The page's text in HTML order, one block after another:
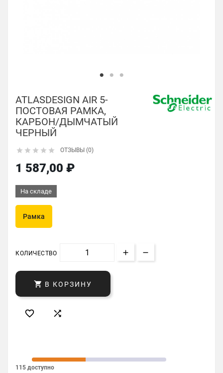
ATLASDESIGN AIR 5-
ПОСТОВАЯ РАМКА,
КАРБОН/ДЫМЧАТЫЙ
ЧЕРНЫЙ
     ОТЗЫВЫ (0)
1 587,00 ₽
На складе
Рамка
КОЛИЧЕСТВО
 В КОРЗИНУ
 
115 доступно